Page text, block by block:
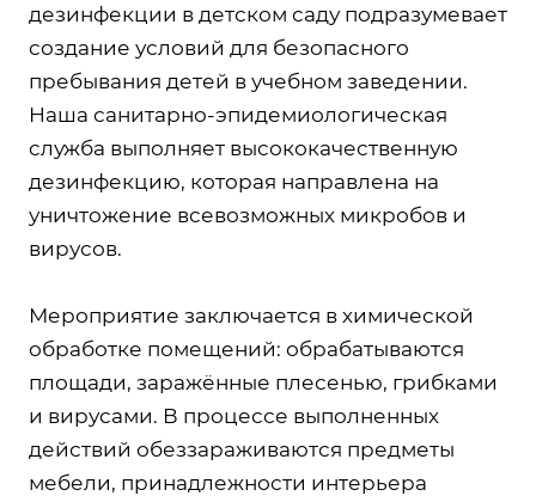
дезинфекции в детском саду подразумевает
создание условий для безопасного
пребывания детей в учебном заведении.
Наша санитарно-эпидемиологическая
служба выполняет высококачественную
дезинфекцию, которая направлена на
уничтожение всевозможных микробов и
вирусов.
Мероприятие заключается в химической
обработке помещений: обрабатываются
площади, заражённые плесенью, грибками
и вирусами. В процессе выполненных
действий обеззараживаются предметы
мебели, принадлежности интерьера